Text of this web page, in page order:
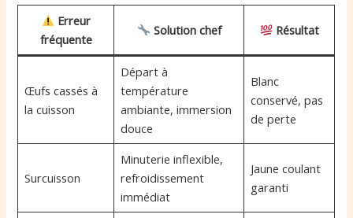
Erreur
fréquente
Solution chef Résultat
Œufs cassés à
la cuisson
Départ à
température
ambiante, immersion
douce
Blanc
conservé, pas
de perte
Surcuisson
Minuterie inflexible,
refroidissement
immédiat
Jaune coulant
garanti